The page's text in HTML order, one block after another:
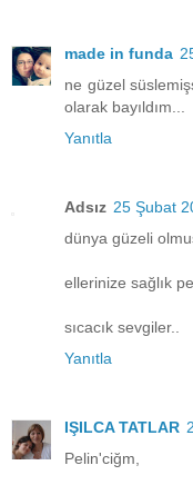
made in funda
ne güzel
olarak bayıldım...
Yanıtla
Adsız 25 Şubat
dünya güzeli
ellerinize sağlık
sıcacık sevgiler..
Yanıtla
IŞILCA TATLAR
Pelin'ciğm,